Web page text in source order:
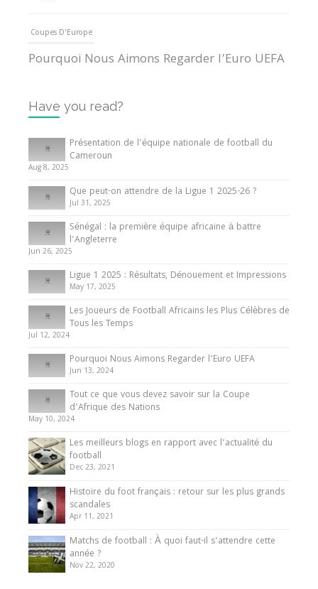
Coupes D'Europe
Pourquoi Nous Aimons Regarder l’Euro UEFA
Internationales
Tout ce que vous devez savoir sur la Coupe
d’Afrique des Nations
10 May 2024
Internationales
Présentation de l’équipe nationale de football
du Cameroun
8 August 2025
Have you read?
Présentation de l’équipe nationale de football du
Cameroun
Aug 8, 2025
Que peut-on attendre de la Ligue 1 2025-26 ?
Jul 31, 2025
Sénégal : la première équipe africaine à battre
l’Angleterre
Jun 26, 2025
Ligue 1 2025 : Résultats, Dénouement et Impressions
May 17, 2025
Les Joueurs de Football Africains les Plus Célèbres de
Tous les Temps
Jul 12, 2024
Pourquoi Nous Aimons Regarder l’Euro UEFA
Jun 13, 2024
Tout ce que vous devez savoir sur la Coupe
d’Afrique des Nations
May 10, 2024
Les meilleurs blogs en rapport avec l’actualité du
football
Dec 23, 2021
Histoire du foot français : retour sur les plus grands
scandales
Apr 11, 2021
Matchs de football : À quoi faut-il s’attendre cette
année ?
Nov 22, 2020